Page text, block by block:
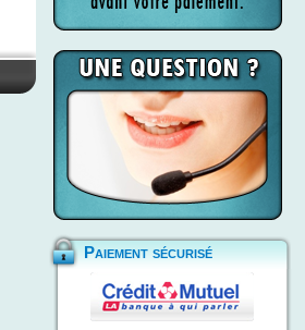
Paiement sécurisé